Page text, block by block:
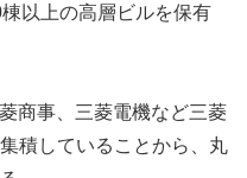
以上の高層ビルを保有
商事、三菱電機など三菱
積していることから、丸